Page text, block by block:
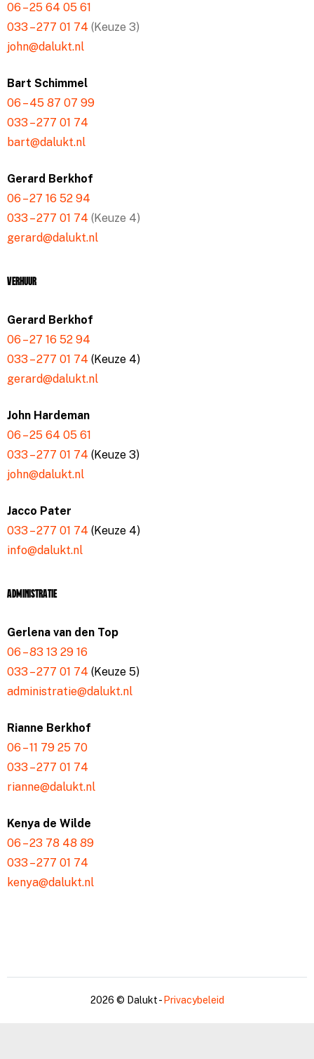
06 – 25 64 05 61
033 – 277 01 74 (Keuze 3)
john@dalukt.nl
Bart Schimmel
06 – 45 87 07 99
033 – 277 01 74
bart@dalukt.nl
Gerard Berkhof
06 – 27 16 52 94
033 – 277 01 74 (Keuze 4)
gerard@dalukt.nl
Verhuur
Gerard Berkhof
06 – 27 16 52 94
033 – 277 01 74 (Keuze 4)
gerard@dalukt.nl
John Hardeman
06 – 25 64 05 61
033 – 277 01 74 (Keuze 3)
john@dalukt.nl
Jacco Pater
033 – 277 01 74 (Keuze 4)
info@dalukt.nl
Administratie
Gerlena van den Top
06 – 83 13 29 16
033 – 277 01 74 (Keuze 5)
administratie@dalukt.nl
Rianne Berkhof
06 – 11 79 25 70
033 – 277 01 74
rianne@dalukt.nl
Kenya de Wilde
06 – 23 78 48 89
033 – 277 01 74
kenya@dalukt.nl
2026 © Dalukt - Privacybeleid